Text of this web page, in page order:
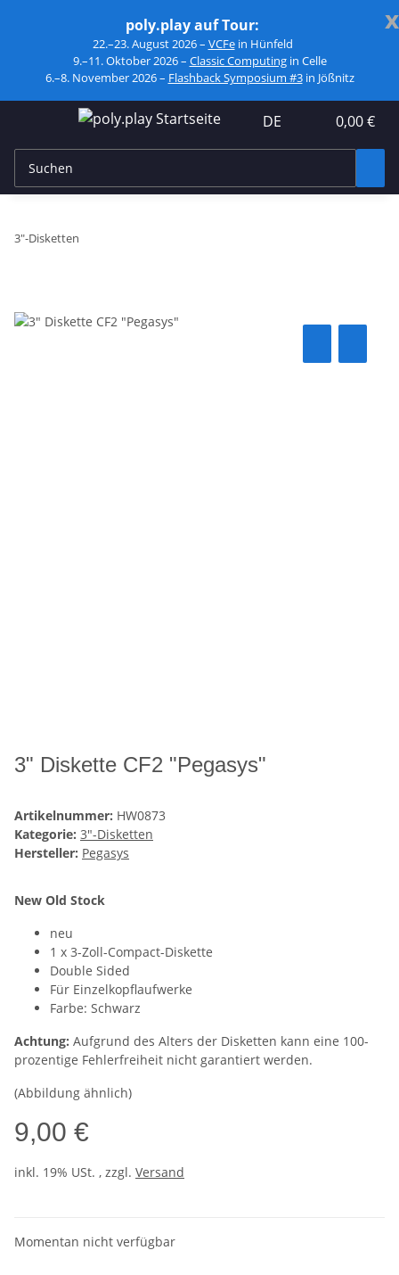
x
poly.play auf Tour:
22.–23. August 2026 – VCFein Hünfeld
9.–11. Oktober 2026 – Classic Computingin Celle
6.–8. November 2026 – Flashback Symposium #3in Jößnitz
DE 0,00 €
3"-Disketten
3" Diskette CF2 "Pegasys"
Artikelnummer: HW0873
Kategorie: 3"-Disketten
Hersteller: Pegasys
New Old Stock
neu
1 x 3-Zoll-Compact-Diskette
Double Sided
Für Einzelkopflaufwerke
Farbe: Schwarz
Achtung: Aufgrund des Alters der Disketten kann eine 100-
prozentige Fehlerfreiheit nicht garantiert werden.
(Abbildung ähnlich)
9,00 €
inkl. 19% USt. , zzgl. Versand
Momentan nicht verfügbar